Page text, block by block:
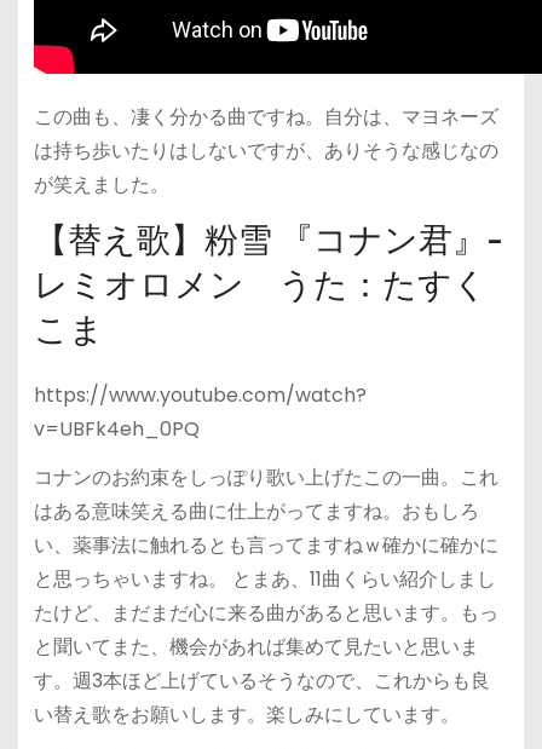
この曲も、凄く分かる曲ですね。自分は、マヨネーズ
は持ち歩いたりはしないですが、ありそうな感じなの
が笑えました。
【替え歌】粉雪 『コナン君』-
レミオロメン うた：たすく
こま
https://www.youtube.com/watch?
v=UBFk4eh_0PQ
コナンのお約束をしっぽり歌い上げたこの一曲。これ
はある意味笑える曲に仕上がってますね。おもしろ
い、薬事法に触れるとも言ってますねｗ確かに確かに
と思っちゃいますね。 とまあ、11曲くらい紹介しまし
たけど、まだまだ心に来る曲があると思います。もっ
と聞いてまた、機会があれば集めて見たいと思いま
す。週3本ほど上げているそうなので、これからも良
い替え歌をお願いします。楽しみにしています。